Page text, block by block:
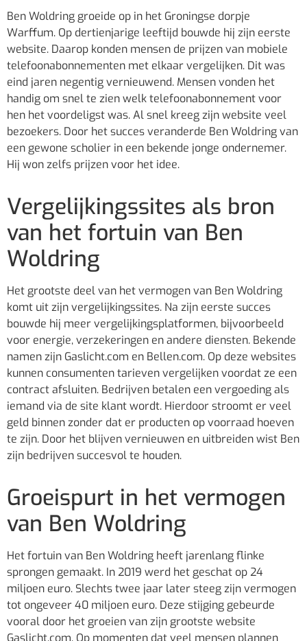
Ben Woldring groeide op in het Groningse dorpje
Warffum. Op dertienjarige leeftijd bouwde hij zijn eerste
website. Daarop konden mensen de prijzen van mobiele
telefoonabonnementen met elkaar vergelijken. Dit was
eind jaren negentig vernieuwend. Mensen vonden het
handig om snel te zien welk telefoonabonnement voor
hen het voordeligst was. Al snel kreeg zijn website veel
bezoekers. Door het succes veranderde Ben Woldring van
een gewone scholier in een bekende jonge ondernemer.
Hij won zelfs prijzen voor het idee.
Vergelijkingssites als bron
van het fortuin van Ben
Woldring
Het grootste deel van het vermogen van Ben Woldring
komt uit zijn vergelijkingssites. Na zijn eerste succes
bouwde hij meer vergelijkingsplatformen, bijvoorbeeld
voor energie, verzekeringen en andere diensten. Bekende
namen zijn Gaslicht.com en Bellen.com. Op deze websites
kunnen consumenten tarieven vergelijken voordat ze een
contract afsluiten. Bedrijven betalen een vergoeding als
iemand via de site klant wordt. Hierdoor stroomt er veel
geld binnen zonder dat er producten op voorraad hoeven
te zijn. Door het blijven vernieuwen en uitbreiden wist Ben
zijn bedrijven succesvol te houden.
Groeispurt in het vermogen
van Ben Woldring
Het fortuin van Ben Woldring heeft jarenlang flinke
sprongen gemaakt. In 2019 werd het geschat op 24
miljoen euro. Slechts twee jaar later steeg zijn vermogen
tot ongeveer 40 miljoen euro. Deze stijging gebeurde
vooral door het groeien van zijn grootste website
Gaslicht.com. Op momenten dat veel mensen plannen